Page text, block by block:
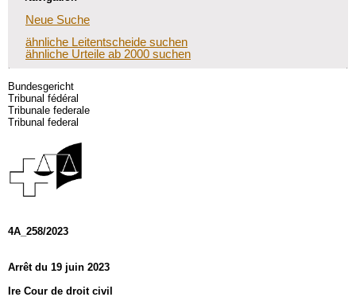
Neue Suche
ähnliche Leitentscheide suchen
ähnliche Urteile ab 2000 suchen
Bundesgericht
Tribunal fédéral
Tribunale federale
Tribunal federal
4A_258/2023
Arrêt du 19 juin 2023
Ire Cour de droit civil